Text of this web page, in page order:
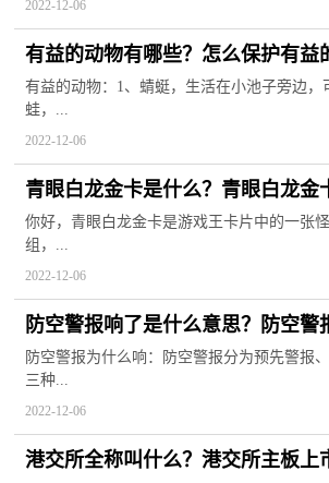
2022-12-06
有益的动物有哪些？怎么保护有益
有益的动物：1、蜻蜓，生活在小池子旁边，
蛙，...
2022-12-06
青眼白龙金卡是什么？青眼白龙金
你好，青眼白龙金卡是游戏王卡片中的一张
组，...
2022-12-06
防空警报响了是什么意思？防空警
防空警报为什么响：防空警报分为预先警报
三种...
2022-12-06
港交所全称叫什么？港交所主板上